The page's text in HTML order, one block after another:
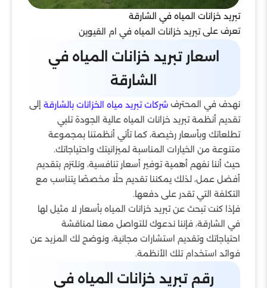
تبريد خزانات المياه في الشارقة
تعرف علىتبريد خزانات المياه في ام القيوين
اسعار تبريد خزانات المياه في
الشارقة
نهدف في المحترف شركات تبريد مياه الخزانات بالشارقة إلى
تقديم أنظمة تبريد خزانات المياه عالية الجودة تلبي
تطلعاتك وبأسعار رخيصة، كما تأتي أنظمتنا بمجموعة
متنوعة من الخيارات المناسبة لميزانيتك واحتياجاتك.
حيث أننا نفهم أهمية توفير أسعار تنافسية، ونلتزم بتقديم
أفضل عمل، لذلك يمكننا تقديم حلًا مخصصًا يتناسب مع
التكلفة التي تقدر على دفعها.
فإذا كنت تبحث عن تبريد خزانات المياه بأسعار لا مثيل لها
في الشارقة، فإننا ندعوك للتواصل معنا لمناقشة
احتياجاتك وتقديم استشارات مجانية، ونوضح لك المزيد عن
فوائد استخدام تلك الأنظمة.
رقم تبريد خزانات المياه في